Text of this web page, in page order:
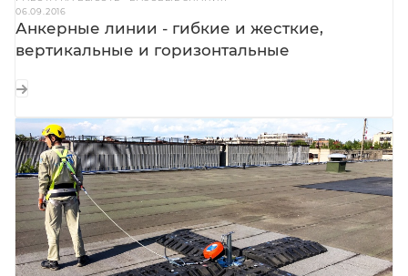
06.09.2016
Анкерные линии - гибкие и жесткие,
вертикальные и горизонтальные